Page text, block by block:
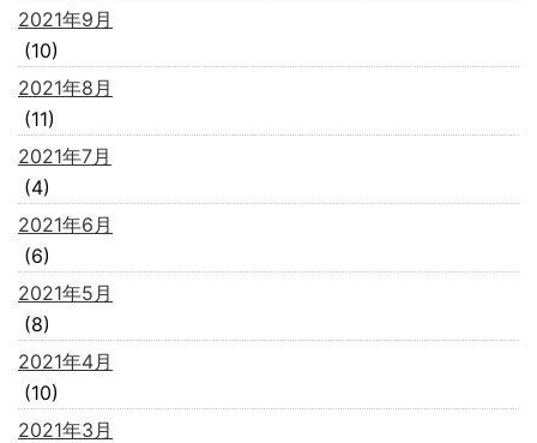
2021年9月
(10)
2021年8月
(11)
2021年7月
(4)
2021年6月
(6)
2021年5月
(8)
2021年4月
(10)
2021年3月